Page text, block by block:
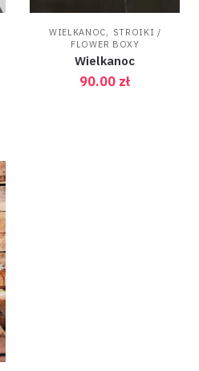
WIELKANOC, STROIKI /
FLOWER BOXY
Wielkanoc
90.00 zł